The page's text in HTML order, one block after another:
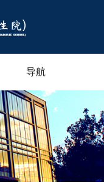
导航